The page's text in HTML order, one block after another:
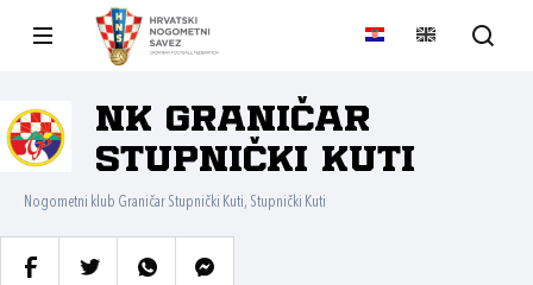
NK Graničar
Stupnički Kuti
Nogometni klub Graničar Stupnički Kuti, Stupnički Kuti